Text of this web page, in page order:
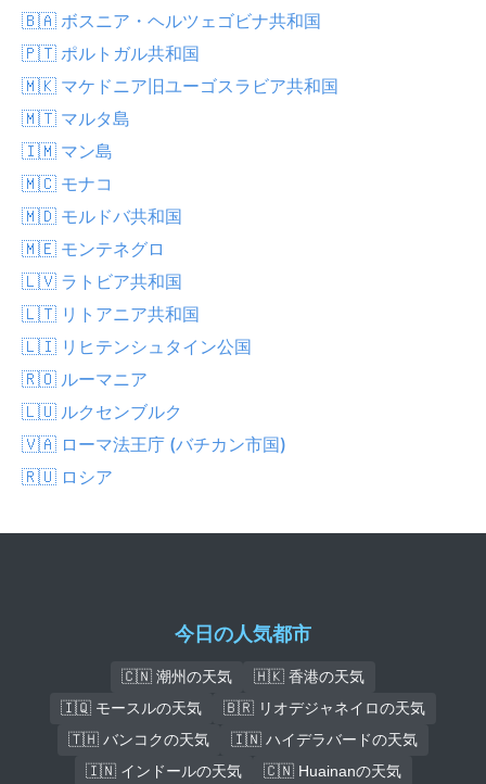
🇧🇦 ボスニア・ヘルツェゴビナ共和国
🇵🇹 ポルトガル共和国
🇲🇰 マケドニア旧ユーゴスラビア共和国
🇲🇹 マルタ島
🇮🇲 マン島
🇲🇨 モナコ
🇲🇩 モルドバ共和国
🇲🇪 モンテネグロ
🇱🇻 ラトビア共和国
🇱🇹 リトアニア共和国
🇱🇮 リヒテンシュタイン公国
🇷🇴 ルーマニア
🇱🇺 ルクセンブルク
🇻🇦 ローマ法王庁 (バチカン市国)
🇷🇺 ロシア
今日の人気都市
🇨🇳 潮州の天気
🇭🇰 香港の天気
🇮🇶 モースルの天気
🇧🇷 リオデジャネイロの天気
🇹🇭 バンコクの天気
🇮🇳 ハイデラバードの天気
🇮🇳 インドールの天気
🇨🇳 Huainanの天気